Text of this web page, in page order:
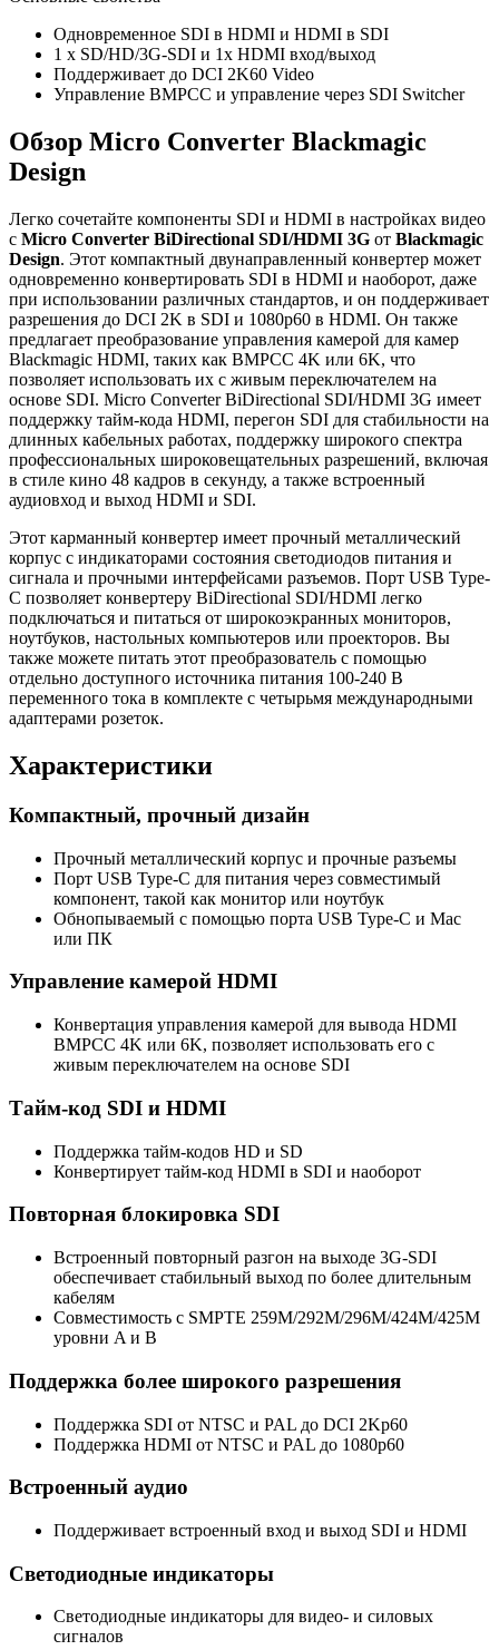
Одновременное SDI в HDMI и HDMI в SDI
1 х SD/HD/3G-SDI и 1x HDMI вход/выход
Поддерживает до DCI 2K60 Video
Управление BMPCC и управление через SDI Switcher
Обзор Micro Converter Blackmagic
Design
Легко сочетайте компоненты SDI и HDMI в настройках видео
с Micro Converter BiDirectional SDI/HDMI 3G от Blackmagic
Design. Этот компактный двунаправленный конвертер может
одновременно конвертировать SDI в HDMI и наоборот, даже
при использовании различных стандартов, и он поддерживает
разрешения до DCI 2K в SDI и 1080p60 в HDMI. Он также
предлагает преобразование управления камерой для камер
Blackmagic HDMI, таких как BMPCC 4K или 6K, что
позволяет использовать их с живым переключателем на
основе SDI. Micro Converter BiDirectional SDI/HDMI 3G имеет
поддержку тайм-кода HDMI, перегон SDI для стабильности на
длинных кабельных работах, поддержку широкого спектра
профессиональных широковещательных разрешений, включая
в стиле кино 48 кадров в секунду, а также встроенный
аудиовход и выход HDMI и SDI.
Этот карманный конвертер имеет прочный металлический
корпус с индикаторами состояния светодиодов питания и
сигнала и прочными интерфейсами разъемов. Порт USB Type-
C позволяет конвертеру BiDirectional SDI/HDMI легко
подключаться и питаться от широкоэкранных мониторов,
ноутбуков, настольных компьютеров или проекторов. Вы
также можете питать этот преобразователь с помощью
отдельно доступного источника питания 100-240 В
переменного тока в комплекте с четырьмя международными
адаптерами розеток.
Характеристики
Компактный, прочный дизайн
Прочный металлический корпус и прочные разъемы
Порт USB Type-C для питания через совместимый
компонент, такой как монитор или ноутбук
Обнопываемый с помощью порта USB Type-C и Mac
или ПК
Управление камерой HDMI
Конвертация управления камерой для вывода HDMI
BMPCC 4K или 6K, позволяет использовать его с
живым переключателем на основе SDI
Тайм-код SDI и HDMI
Поддержка тайм-кодов HD и SD
Конвертирует тайм-код HDMI в SDI и наоборот
Повторная блокировка SDI
Встроенный повторный разгон на выходе 3G-SDI
обеспечивает стабильный выход по более длительным
кабелям
Совместимость с SMPTE 259M/292M/296M/424M/425M
уровни A и B
Поддержка более широкого разрешения
Поддержка SDI от NTSC и PAL до DCI 2Kp60
Поддержка HDMI от NTSC и PAL до 1080p60
Встроенный аудио
Поддерживает встроенный вход и выход SDI и HDMI
Светодиодные индикаторы
Светодиодные индикаторы для видео- и силовых
сигналов